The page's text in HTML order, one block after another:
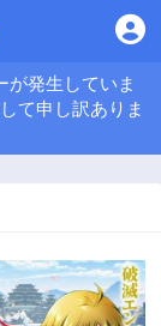
が発生していま
て申し訳ありま